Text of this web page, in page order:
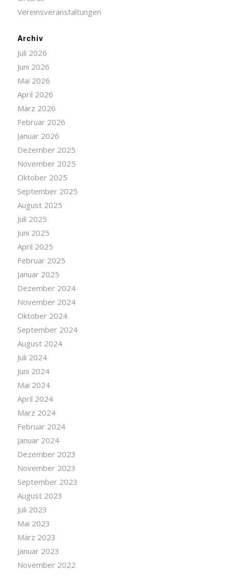
Vereinsveranstaltungen
Archiv
Juli 2026
Juni 2026
Mai 2026
April 2026
März 2026
Februar 2026
Januar 2026
Dezember 2025
November 2025
Oktober 2025
September 2025
August 2025
Juli 2025
Juni 2025
April 2025
Februar 2025
Januar 2025
Dezember 2024
November 2024
Oktober 2024
September 2024
August 2024
Juli 2024
Juni 2024
Mai 2024
April 2024
März 2024
Februar 2024
Januar 2024
Dezember 2023
November 2023
September 2023
August 2023
Juli 2023
Mai 2023
März 2023
Januar 2023
November 2022